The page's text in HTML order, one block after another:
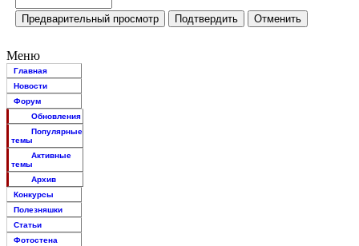
Меню
Главная
Новости
Форум
Обновления
Популярные
темы
Активные
темы
Архив
Конкурсы
Полезняшки
Статьи
Фотостена